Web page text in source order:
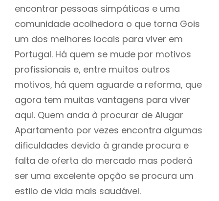
encontrar pessoas simpáticas e uma
comunidade acolhedora o que torna Gois
um dos melhores locais para viver em
Portugal. Há quem se mude por motivos
profissionais e, entre muitos outros
motivos, há quem aguarde a reforma, que
agora tem muitas vantagens para viver
aqui. Quem anda à procurar de Alugar
Apartamento por vezes encontra algumas
dificuldades devido à grande procura e
falta de oferta do mercado mas poderá
ser uma excelente opção se procura um
estilo de vida mais saudável.